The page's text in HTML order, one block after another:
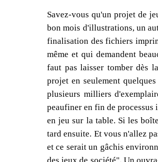
Savez-vous qu'un projet de
bon mois d'illustrations, un
finalisation des fichiers
même et qui demandent
faut pas laisser tomber dès
projet en seulement
plusieurs milliers
peaufiner en fin de
en jeu sur la table. Si les
tard ensuite. Et vous n'allez
et ce serait un gâchis